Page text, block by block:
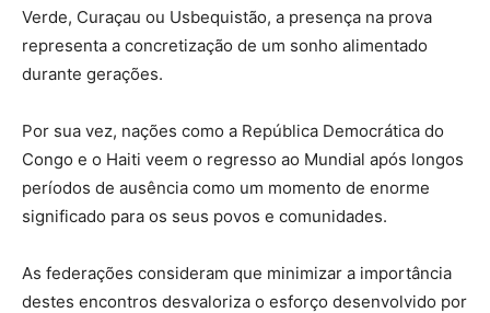
Verde, Curaçau ou Usbequistão, a presença na prova
representa a concretização de um sonho alimentado
durante gerações.
Por sua vez, nações como a República Democrática do
Congo e o Haiti veem o regresso ao Mundial após longos
períodos de ausência como um momento de enorme
significado para os seus povos e comunidades.
As federações consideram que minimizar a importância
destes encontros desvaloriza o esforço desenvolvido por